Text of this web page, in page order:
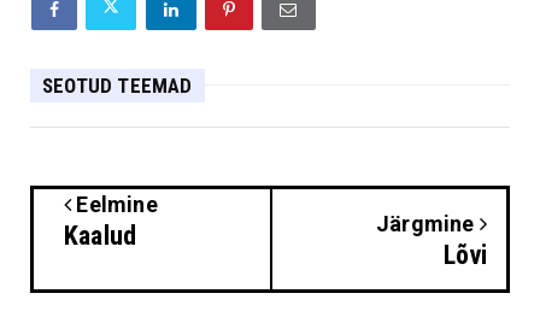
SEOTUD TEEMAD
Eelmine
Kaalud Järgmine
Lõvi